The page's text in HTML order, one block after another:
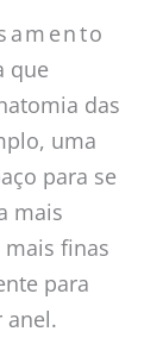
que
das
uma
para se
mais
mais finas
para
anel.